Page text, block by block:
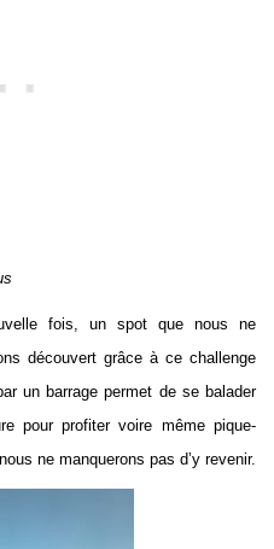
fois, un spot que nous ne
découvert grâce à ce challenge
un barrage permet de se balader
pour profiter voire même pique-
ne manquerons pas d’y revenir.